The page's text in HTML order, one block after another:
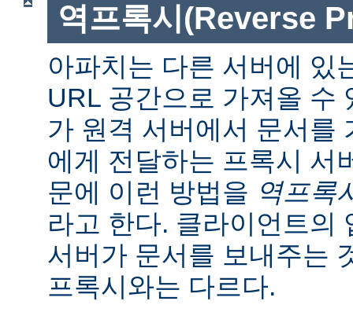
역프록시(Reverse
아파치는 다른 서버에 있
URL 공간으로 가져올 수
가 원격 서버에서 문서를
에게 전달하는 프록시 서
문에 이런 방법을 역프록
라고 한다. 클라이언트의
서버가 문서를 보내주는
프록시와는 다르다.